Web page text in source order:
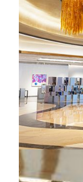
COTAIには、
Emerald Villa
備えた約1,400
は、チャン・
「Macau2049
没入型デジタ
品も鑑賞でき
ング、受賞歴
体験をご提供
詳しく見る